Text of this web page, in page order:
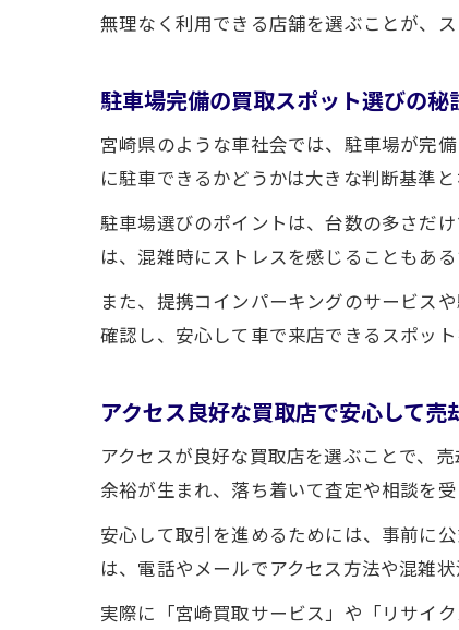
無理なく利用できる店舗を選ぶことが、
駐車場完備の買取スポット選びの秘
宮崎県のような車社会では、駐車場が完
に駐車できるかどうかは大きな判断基準と
駐車場選びのポイントは、台数の多さだ
は、混雑時にストレスを感じることもあ
また、提携コインパーキングのサービス
確認し、安心して車で来店できるスポット
アクセス良好な買取店で安心して売
アクセスが良好な買取店を選ぶことで、
余裕が生まれ、落ち着いて査定や相談を受
安心して取引を進めるためには、事前に
は、電話やメールでアクセス方法や混雑
実際に「宮崎買取サービス」や「リサイ